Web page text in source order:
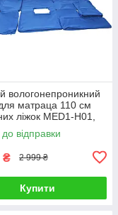
вологонепроникний
матраца 110 см
ліжок MED1-Н01,
(8 см)
відправки
₴ 2 999 ₴
Купити